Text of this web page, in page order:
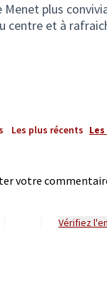
plus
centre et à
Les plus récents
votre
Vérifiez